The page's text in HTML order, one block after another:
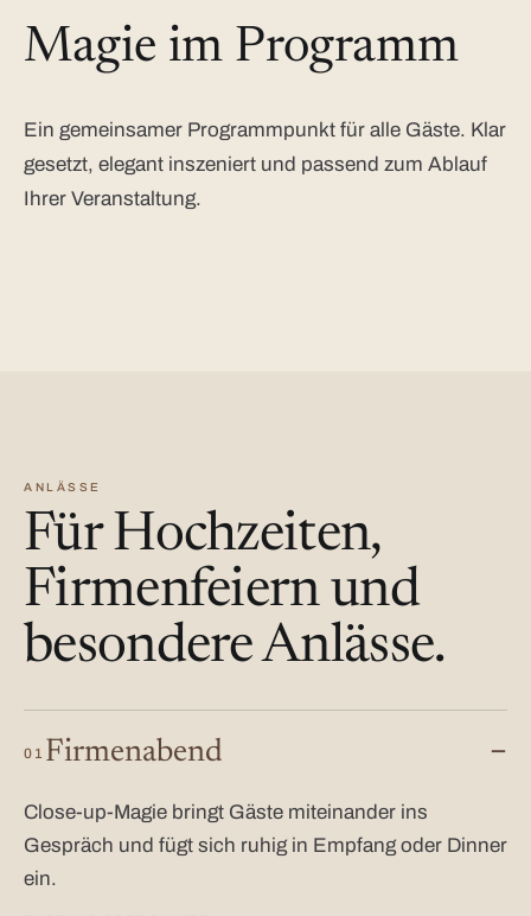
Magie im Programm
Ein gemeinsamer Programmpunkt für alle Gäste. Klar
gesetzt, elegant inszeniert und passend zum Ablauf
Ihrer Veranstaltung.
ANLÄSSE
Für Hochzeiten,
Firmenfeiern und
besondere Anlässe.
01 Firmenabend
Close-up-Magie bringt Gäste miteinander ins
Gespräch und fügt sich ruhig in Empfang oder Dinner
ein.